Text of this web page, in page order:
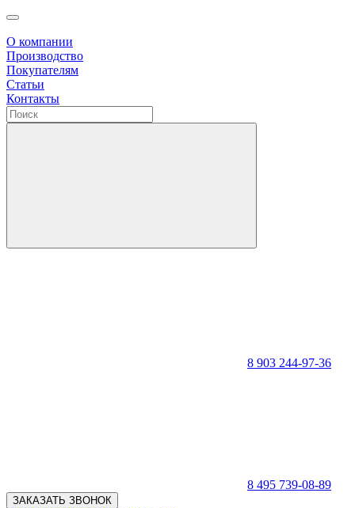
О компании
Производство
Покупателям
Статьи
Контакты
8 903 244-97-36
8 495 739-08-89
ЗАКАЗАТЬ ЗВОНОК